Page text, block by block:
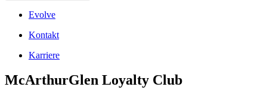
Evolve
Kontakt
Karriere
McArthurGlen Loyalty Club